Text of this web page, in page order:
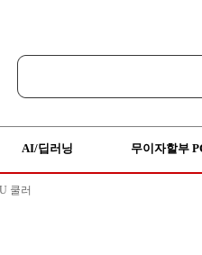
AI/딥러닝 무이자할부
쿨러